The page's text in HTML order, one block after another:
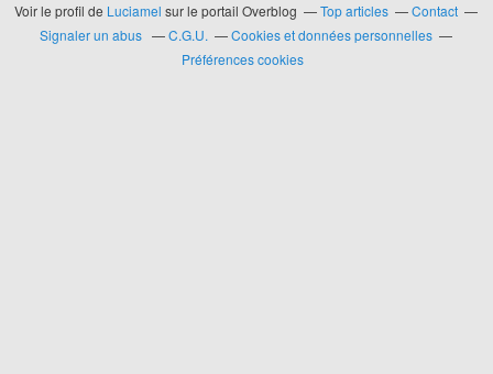
Voir le profil de Luciamel sur le portail Overblog Top articles
Contact
Signaler un abus
C.G.U.
Cookies et données personnelles
Préférences cookies